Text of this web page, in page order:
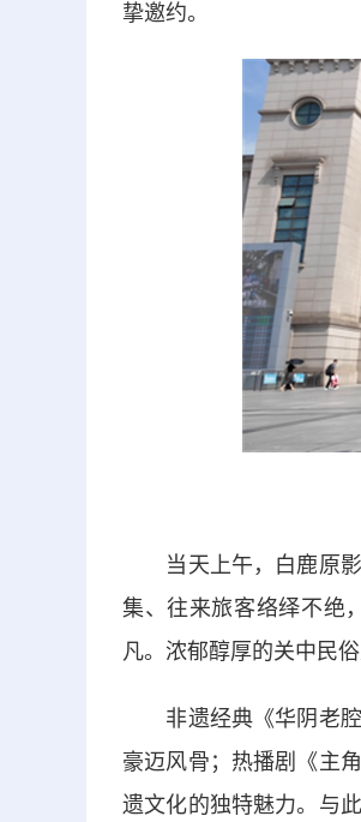
挚邀约。
当天上午，白鹿原影
集、往来旅客络绎不绝
凡。浓郁醇厚的关中民
非遗经典《华阴老腔
豪迈风骨；热播剧《主
遗文化的独特魅力。与